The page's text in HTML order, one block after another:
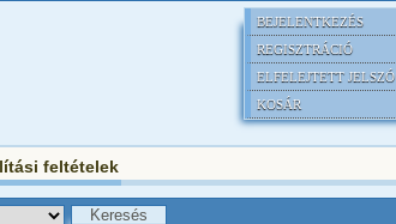
BEJELENTKEZÉS
REGISZTRÁCIÓ
ELFELEJTETT JELSZÓ
KOSÁR
feltételek